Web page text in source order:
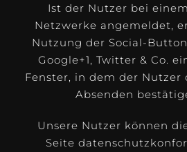
Ist der Nutzer bei
Netzwerke angemeldet,
Nutzung der Social-
Google+1, Twitter & Co.
Fenster, in dem der Nutzer
Absenden
Unsere Nutzer können
Seite